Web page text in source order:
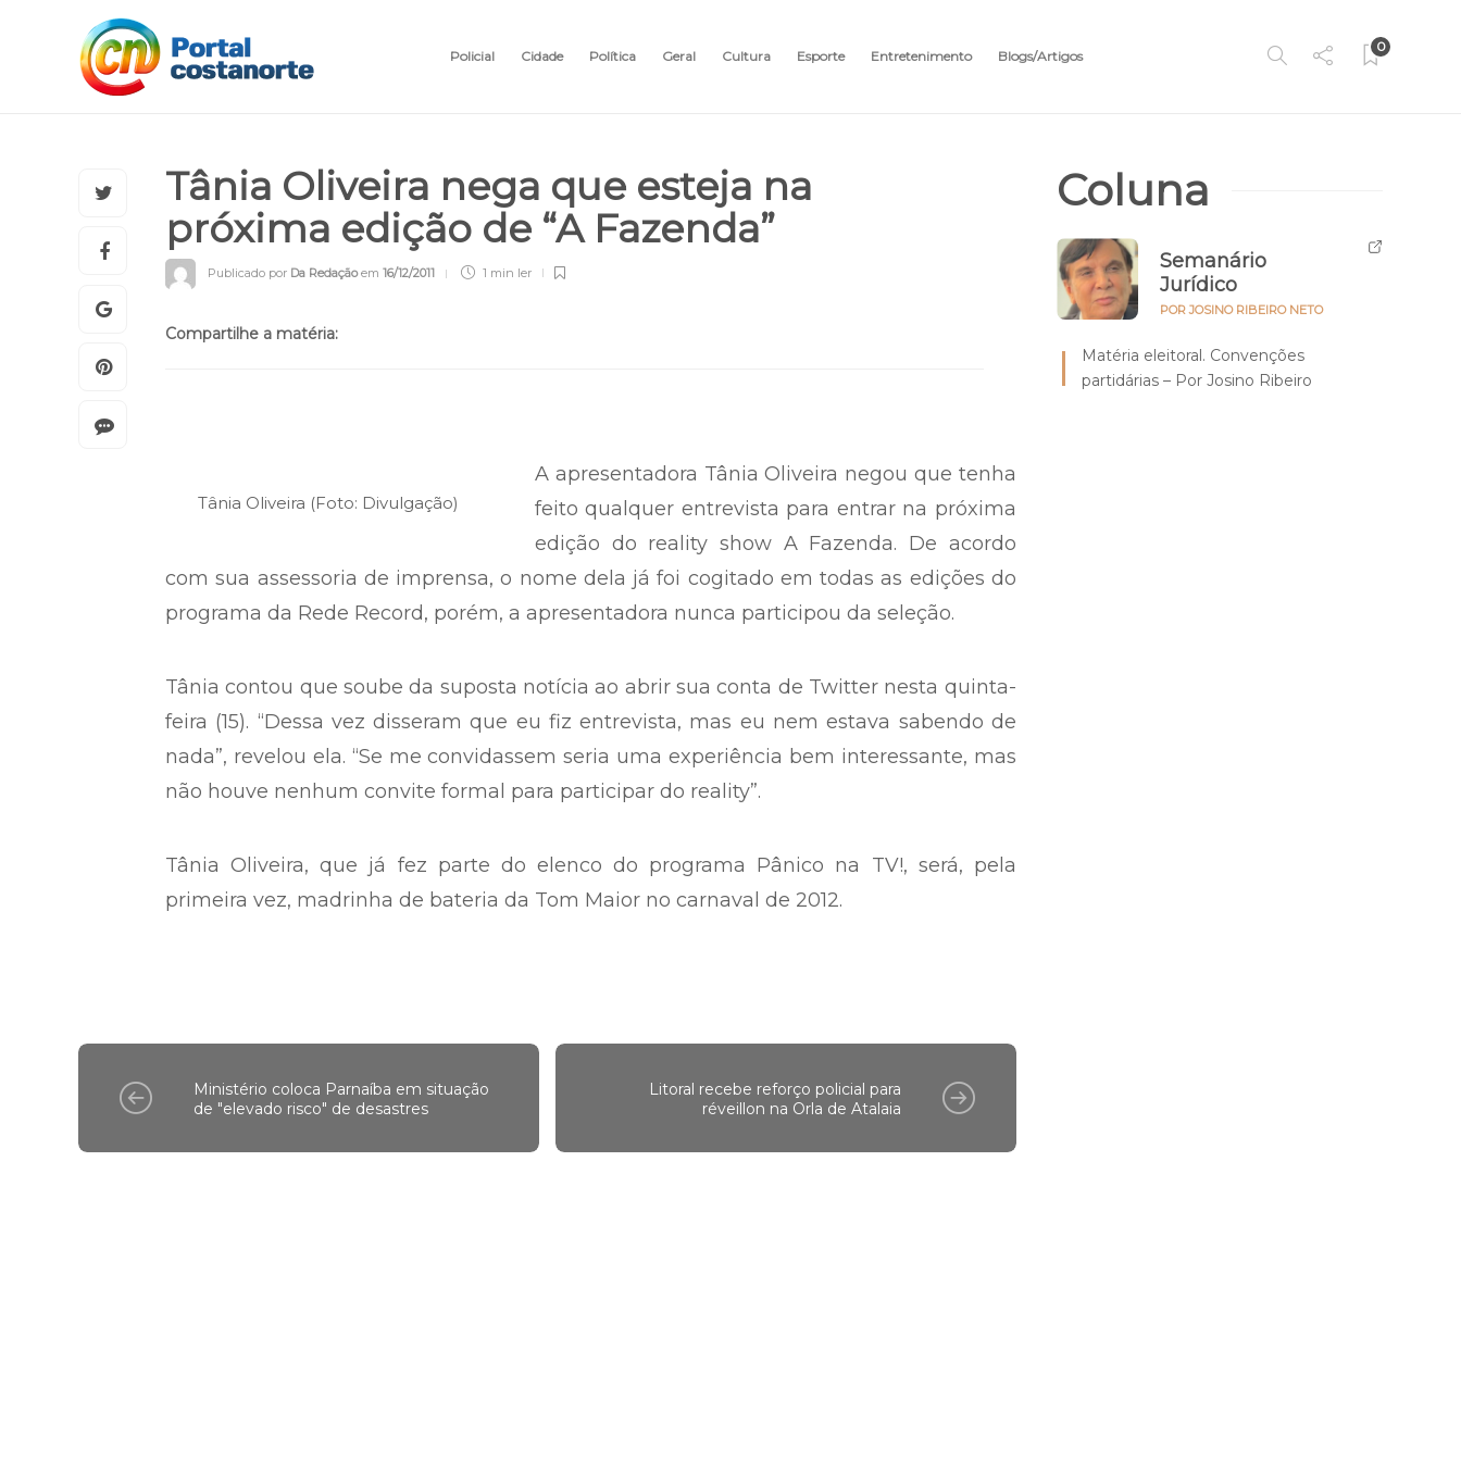
Policial Cidade Política Geral Cultura Esporte Entretenimento Blogs/Artigos
0
Tânia Oliveira nega que esteja na
próxima edição de “A Fazenda”
Publicado por Da Redaçãoem 16/12/2011 1 min ler
Compartilhe a matéria:
Tânia Oliveira (Foto: Divulgação)
A apresentadora Tânia Oliveira negou que tenha
feito qualquer entrevista para entrar na próxima
edição do reality show A Fazenda. De acordo
com sua assessoria de imprensa, o nome dela já foi cogitado em todas as edições do
programa da Rede Record, porém, a apresentadora nunca participou da seleção.
Tânia contou que soube da suposta notícia ao abrir sua conta de Twitter nesta quinta-
feira (15). “Dessa vez disseram que eu fiz entrevista, mas eu nem estava sabendo de
nada”, revelou ela. “Se me convidassem seria uma experiência bem interessante, mas
não houve nenhum convite formal para participar do reality”.
Tânia Oliveira, que já fez parte do elenco do programa Pânico na TV!, será, pela
primeira vez, madrinha de bateria da Tom Maior no carnaval de 2012.
Ministério coloca Parnaíba em situação
de "elevado risco" de desastres
Litoral recebe reforço policial para
réveillon na Orla de Atalaia
Coluna
Semanário
Jurídico
POR JOSINO RIBEIRO NETO
Matéria eleitoral. Convenções
partidárias – Por Josino Ribeiro